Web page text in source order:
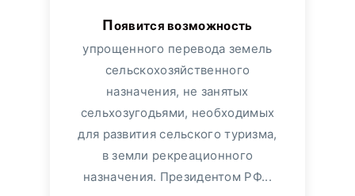
Появится возможность
упрощенного перевода земель
сельскохозяйственного
назначения, не занятых
сельхозугодьями, необходимых
для развития сельского туризма,
в земли рекреационного
назначения. Президентом РФ...